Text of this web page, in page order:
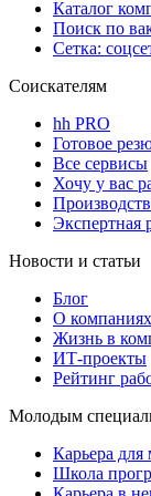
Каталог
Поиск по
Сетка:
Соискателям
hh PRO
Готовое
Все сервисы
Хочу у вас
Экспертная
Новости и статьи
Блог
О
Жизнь в
ИТ-проекты
Рейтинг
Молодым
Карьера для
Школа